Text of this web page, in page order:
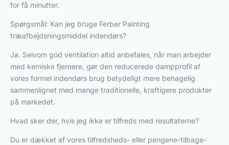
for få minutter.
Spørgsmål: Kan jeg bruge Ferber Painting
træafbejdsningsmiddel indendørs?
Ja. Selvom god ventilation altid anbefales, når man arbejder
med kemiske fjernere, gør den reducerede dampprofil af
vores formel indendørs brug betydeligt mere behagelig
sammenlignet med mange traditionelle, kraftigere produkter
på markedet.
Hvad sker der, hvis jeg ikke er tilfreds med resultaterne?
Du er dækket af vores tilfredsheds- eller pengene-tilbage-